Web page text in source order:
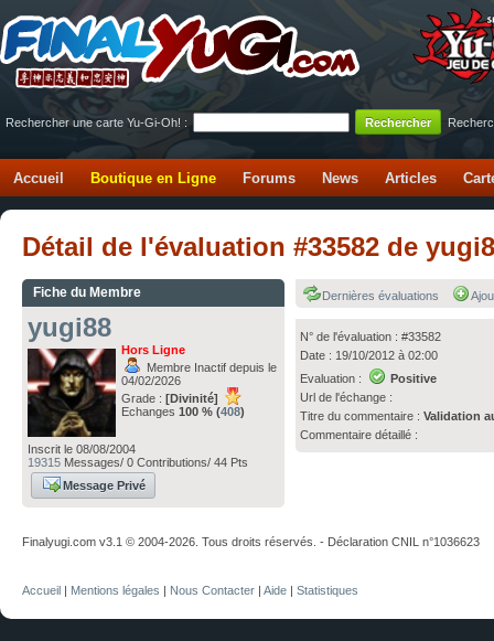
Rechercher une carte Yu-Gi-Oh! :
Accueil Boutique en Ligne Forums News Articles
Détail de l'évaluation #33582 de
Fiche du Membre
yugi88
Hors Ligne
Membre Inactif depuis le
04/02/2026
Grade : [Divinité]
Echanges 100 % (408)
Inscrit le 08/08/2004
19315 Messages/ 0 Contributions/ 44 Pts
Message Privé
Dernières évaluations
N° de l'évaluation : #33582
Date : 19/10/2012 à 02:00
Evaluation :
Positive
Url de l'échange :
Titre du commentaire :Validation
Commentaire détaillé :
Finalyugi.com v3.1 © 2004-2026. Tous droits réservés. - Déclaration CNIL n°1036623
Accueil | Mentions légales | Nous Contacter | Aide | Statistiques